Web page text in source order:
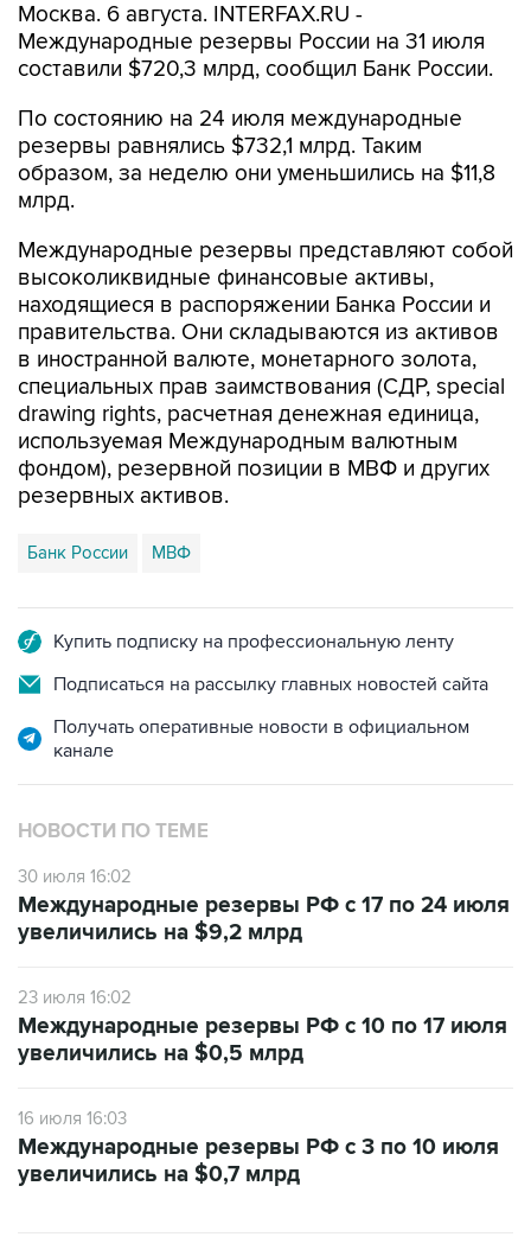
Москва. 6 августа. INTERFAX.RU -
Международные резервы России на 31 июля
составили $720,3 млрд, сообщил Банк России.
По состоянию на 24 июля международные
резервы равнялись $732,1 млрд. Таким
образом, за неделю они уменьшились на $11,8
млрд.
Международные резервы представляют собой
высоколиквидные финансовые активы,
находящиеся в распоряжении Банка России и
правительства. Они складываются из активов
в иностранной валюте, монетарного золота,
специальных прав заимствования (СДР, special
drawing rights, расчетная денежная единица,
используемая Международным валютным
фондом), резервной позиции в МВФ и других
резервных активов.
Банк России МВФ
Купить подписку на профессиональную ленту
Подписаться на рассылку главных новостей сайта
Получать оперативные новости в официальном
канале
НОВОСТИ ПО ТЕМЕ
30 июля 16:02
Международные резервы РФ с 17 по 24 июля
увеличились на $9,2 млрд
23 июля 16:02
Международные резервы РФ с 10 по 17 июля
увеличились на $0,5 млрд
16 июля 16:03
Международные резервы РФ с 3 по 10 июля
увеличились на $0,7 млрд